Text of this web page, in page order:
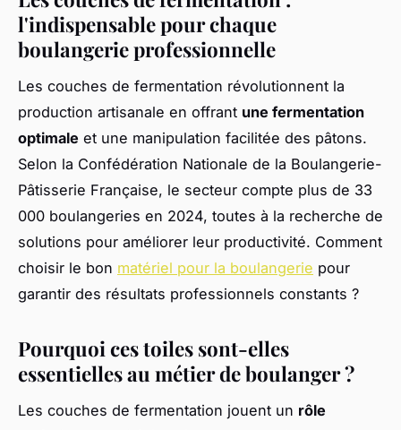
l'indispensable pour chaque
boulangerie professionnelle
Les couches de fermentation révolutionnent la
production artisanale en offrant une fermentation
optimale et une manipulation facilitée des pâtons.
Selon la Confédération Nationale de la Boulangerie-
Pâtisserie Française, le secteur compte plus de 33
000 boulangeries en 2024, toutes à la recherche de
solutions pour améliorer leur productivité. Comment
choisir le bon matériel pour la boulangerie pour
garantir des résultats professionnels constants ?
Pourquoi ces toiles sont-elles
essentielles au métier de boulanger ?
Les couches de fermentation jouent un rôle